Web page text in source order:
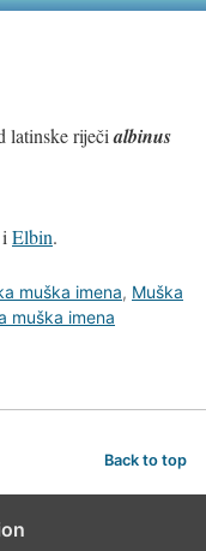
latinske riječialbinus
i Elbin.
muška imena, Muška
muška imena
Back to top